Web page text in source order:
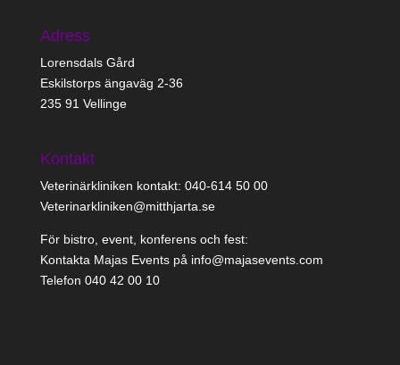
Adress
Lorensdals Gård
Eskilstorps ängaväg 2-36
235 91 Vellinge
Kontakt
Veterinärkliniken kontakt: 040-614 50 00
Veterinarkliniken@mitthjarta.se
För bistro, event, konferens och fest:
Kontakta Majas Events på info@majasevents.com
Telefon 040 42 00 10